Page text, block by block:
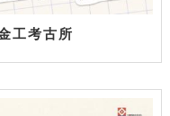
工考古所